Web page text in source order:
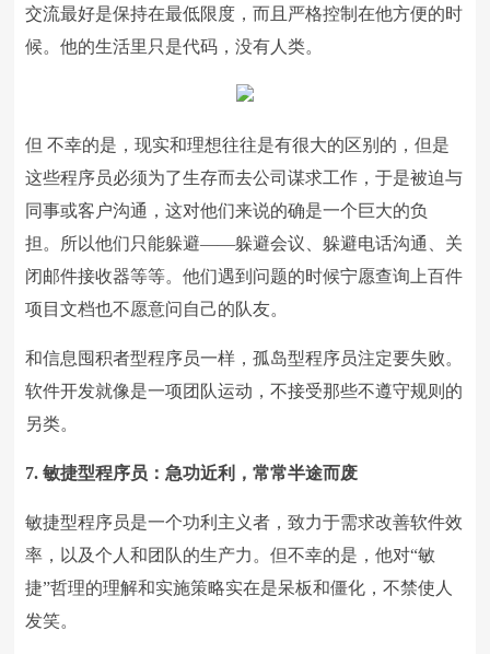
交流最好是保持在最低限度，而且严格控制在他方便的时
候。他的生活里只是代码，没有人类。
但 不幸的是，现实和理想往往是有很大的区别的，但是
这些程序员必须为了生存而去公司谋求工作，于是被迫与
同事或客户沟通，这对他们来说的确是一个巨大的负
担。所以他们只能躲避——躲避会议、躲避电话沟通、关
闭邮件接收器等等。他们遇到问题的时候宁愿查询上百件
项目文档也不愿意问自己的队友。
和信息囤积者型程序员一样，孤岛型程序员注定要失败。
软件开发就像是一项团队运动，不接受那些不遵守规则的
另类。
7. 敏捷型程序员：急功近利，常常半途而废
敏捷型程序员是一个功利主义者，致力于需求改善软件效
率，以及个人和团队的生产力。但不幸的是，他对“敏
捷”哲理的理解和实施策略实在是呆板和僵化，不禁使人
发笑。